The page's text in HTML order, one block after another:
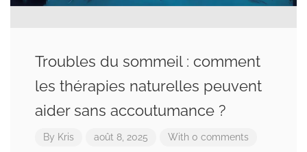
Troubles du sommeil : comment
les thérapies naturelles peuvent
aider sans accoutumance ?
By Kris août 8, 2025 With 0 comments